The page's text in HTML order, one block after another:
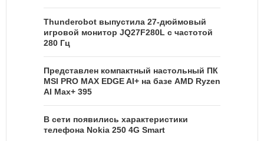
Thunderobot выпустила 27-дюймовый
игровой монитор JQ27F280L с частотой
280 Гц
Представлен компактный настольный ПК
MSI PRO MAX EDGE AI+ на базе AMD Ryzen
AI Max+ 395
В сети появились характеристики
телефона Nokia 250 4G Smart